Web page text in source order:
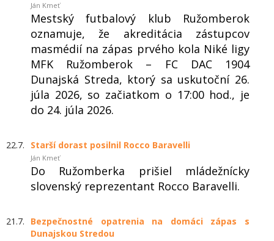
Ján Kmeť
Mestský futbalový klub Ružomberok
oznamuje, že akreditácia zástupcov
masmédií na zápas prvého kola Niké ligy
MFK Ružomberok – FC DAC 1904
Dunajská Streda, ktorý sa uskutoční 26.
júla 2026, so začiatkom o 17:00 hod., je
do 24. júla 2026.
22.7. Starší dorast posilnil Rocco Baravelli
Ján Kmeť
Do Ružomberka prišiel mládežnícky
slovenský reprezentant Rocco Baravelli.
21.7.
Bezpečnostné opatrenia na domáci zápas s
Dunajskou Stredou